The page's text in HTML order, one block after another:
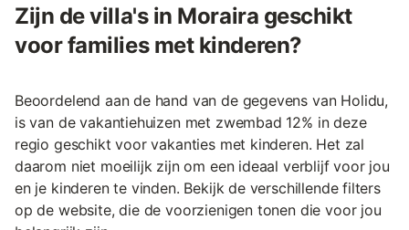
Zijn de villa's in Moraira geschikt
voor families met kinderen?
Beoordelend aan de hand van de gegevens van Holidu,
is van de vakantiehuizen met zwembad 12% in deze
regio geschikt voor vakanties met kinderen. Het zal
daarom niet moeilijk zijn om een ideaal verblijf voor jou
en je kinderen te vinden. Bekijk de verschillende filters
op de website, die de voorzienigen tonen die voor jou